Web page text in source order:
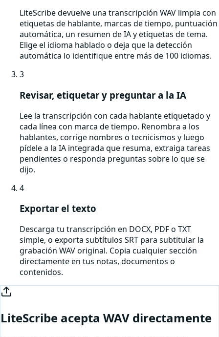
LiteScribe devuelve una transcripción WAV limpia con
etiquetas de hablante, marcas de tiempo, puntuación
automática, un resumen de IA y etiquetas de tema.
Elige el idioma hablado o deja que la detección
automática lo identifique entre más de 100 idiomas.
3
Revisar, etiquetar y preguntar a la IA
Lee la transcripción con cada hablante etiquetado y
cada línea con marca de tiempo. Renombra a los
hablantes, corrige nombres o tecnicismos y luego
pídele a la IA integrada que resuma, extraiga tareas
pendientes o responda preguntas sobre lo que se
dijo.
4
Exportar el texto
Descarga tu transcripción en DOCX, PDF o TXT
simple, o exporta subtítulos SRT para subtitular la
grabación WAV original. Copia cualquier sección
directamente en tus notas, documentos o
contenidos.
LiteScribe acepta WAV directamente